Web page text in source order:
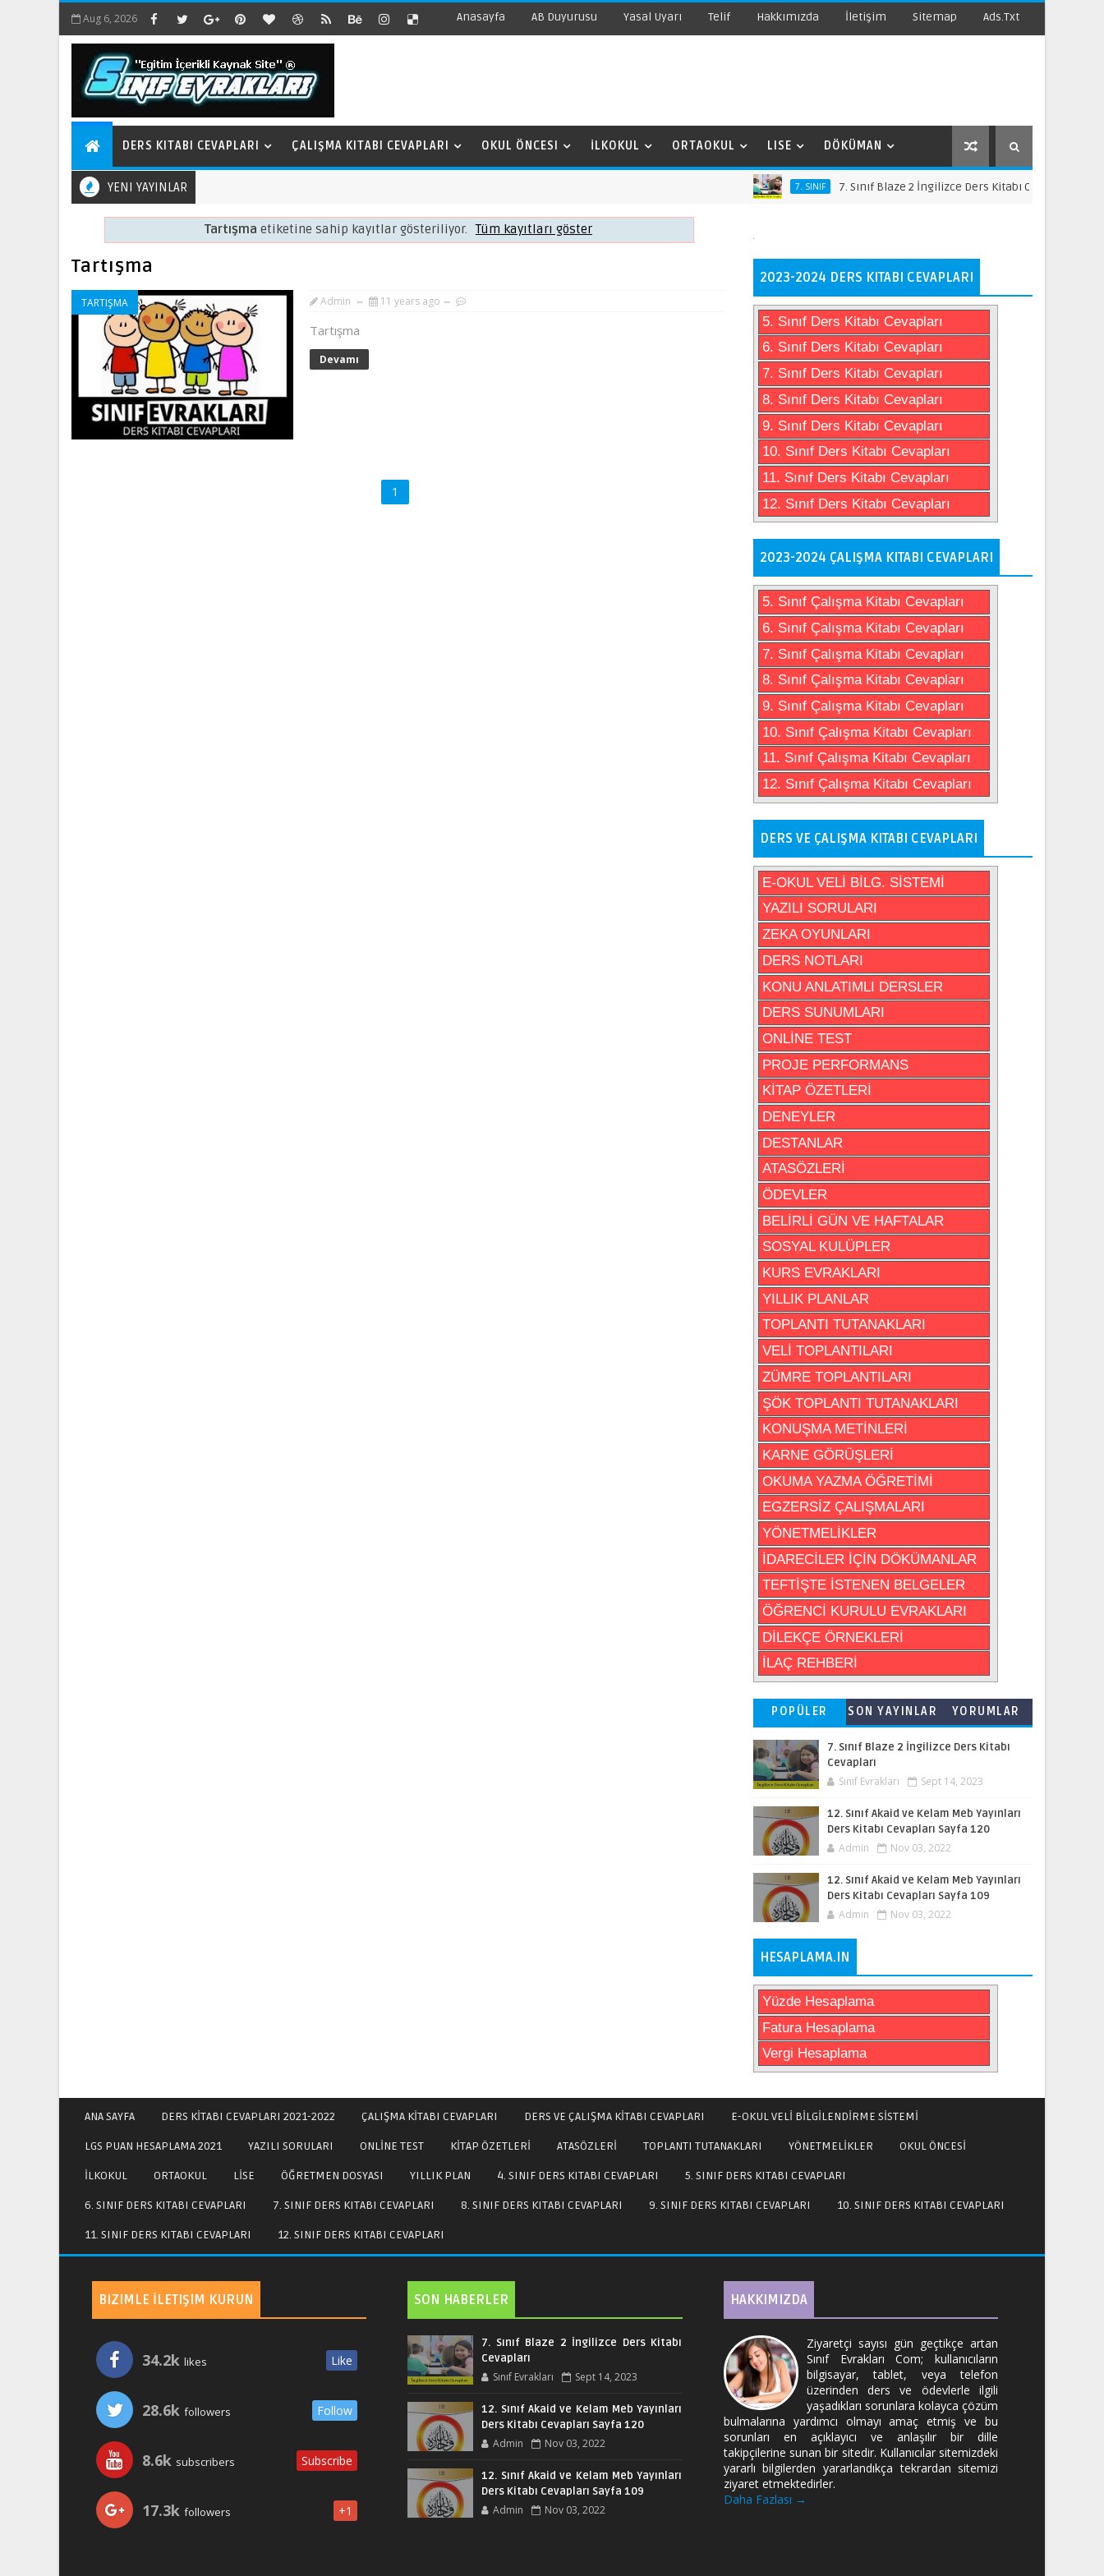
Aug 6, 2026 Anasayfa AB Duyurusu Yasal Uyarı Telif Hakkımızda İletişim Sitemap Ads.txt
DERS KITABI CEVAPLARI ÇALIŞMA KITABI CEVAPLARI OKUL ÖNCESI İLKOKUL ORTAOKUL LISE DÖKÜMAN
YENI YAYINLAR 7. SINIF 7. Sınıf Blaze 2 İngilizce Ders Kitabı Cevapları
Tartışma etiketine sahip kayıtlar gösteriliyor. Tüm kayıtları göster
Tartışma
TARTIŞMA Admin 11 years ago
Tartışma
Devamı
1
2023-2024 DERS KITABI CEVAPLARI
5. Sınıf Ders Kitabı Cevapları
6. Sınıf Ders Kitabı Cevapları
7. Sınıf Ders Kitabı Cevapları
8. Sınıf Ders Kitabı Cevapları
9. Sınıf Ders Kitabı Cevapları
10. Sınıf Ders Kitabı Cevapları
11. Sınıf Ders Kitabı Cevapları
12. Sınıf Ders Kitabı Cevapları
2023-2024 ÇALIŞMA KITABI CEVAPLARI
5. Sınıf Çalışma Kitabı Cevapları
6. Sınıf Çalışma Kitabı Cevapları
7. Sınıf Çalışma Kitabı Cevapları
8. Sınıf Çalışma Kitabı Cevapları
9. Sınıf Çalışma Kitabı Cevapları
10. Sınıf Çalışma Kitabı Cevapları
11. Sınıf Çalışma Kitabı Cevapları
12. Sınıf Çalışma Kitabı Cevapları
DERS VE ÇALIŞMA KITABI CEVAPLARI
E-OKUL VELİ BİLG. SİSTEMİ
YAZILI SORULARI
ZEKA OYUNLARI
DERS NOTLARI
KONU ANLATIMLI DERSLER
DERS SUNUMLARI
ONLİNE TEST
PROJE PERFORMANS
KİTAP ÖZETLERİ
DENEYLER
DESTANLAR
ATASÖZLERİ
ÖDEVLER
BELİRLİ GÜN VE HAFTALAR
SOSYAL KULÜPLER
KURS EVRAKLARI
YILLIK PLANLAR
TOPLANTI TUTANAKLARI
VELİ TOPLANTILARI
ZÜMRE TOPLANTILARI
ŞÖK TOPLANTI TUTANAKLARI
KONUŞMA METİNLERİ
KARNE GÖRÜŞLERİ
OKUMA YAZMA ÖĞRETİMİ
EGZERSİZ ÇALIŞMALARI
YÖNETMELİKLER
İDARECİLER İÇİN DÖKÜMANLAR
TEFTİŞTE İSTENEN BELGELER
ÖĞRENCİ KURULU EVRAKLARI
DİLEKÇE ÖRNEKLERİ
İLAÇ REHBERİ
POPÜLER SON YAYINLAR YORUMLAR
7. Sınıf Blaze 2 İngilizce Ders Kitabı
Cevapları
Sınıf Evrakları Sept 14, 2023
12. Sınıf Akaid ve Kelam Meb Yayınları
Ders Kitabı Cevapları Sayfa 120
Admin Nov 03, 2022
12. Sınıf Akaid ve Kelam Meb Yayınları
Ders Kitabı Cevapları Sayfa 109
Admin Nov 03, 2022
HESAPLAMA.IN
Yüzde Hesaplama
Fatura Hesaplama
Vergi Hesaplama
ANA SAYFA DERS KİTABI CEVAPLARI 2021-2022 ÇALIŞMA KİTABI CEVAPLARI DERS VE ÇALIŞMA KİTABI CEVAPLARI E-OKUL VELİ BİLGİLENDİRME SİSTEMİ
LGS PUAN HESAPLAMA 2021 YAZILI SORULARI ONLİNE TEST KİTAP ÖZETLERİ ATASÖZLERİ TOPLANTI TUTANAKLARI YÖNETMELİKLER OKUL ÖNCESİ
İLKOKUL ORTAOKUL LİSE ÖĞRETMEN DOSYASI YILLIK PLAN 4. SINIF DERS KITABI CEVAPLARI 5. SINIF DERS KITABI CEVAPLARI
6. SINIF DERS KITABI CEVAPLARI 7. SINIF DERS KITABI CEVAPLARI 8. SINIF DERS KITABI CEVAPLARI 9. SINIF DERS KITABI CEVAPLARI 10. SINIF DERS KITABI CEVAPLARI
11. SINIF DERS KITABI CEVAPLARI 12. SINIF DERS KITABI CEVAPLARI
BIZIMLE İLETIŞIM KURUN
34.2k likes Like
28.6k followers Follow
8.6k subscribers Subscribe
17.3k followers +1
SON HABERLER
7. Sınıf Blaze 2 İngilizce Ders Kitabı
Cevapları
Sınıf Evrakları Sept 14, 2023
12. Sınıf Akaid ve Kelam Meb Yayınları
Ders Kitabı Cevapları Sayfa 120
Admin Nov 03, 2022
12. Sınıf Akaid ve Kelam Meb Yayınları
Ders Kitabı Cevapları Sayfa 109
Admin Nov 03, 2022
HAKKIMIZDA
Ziyaretçi sayısı gün geçtikçe artan
Sınıf Evrakları Com; kullanıcıların
bilgisayar, tablet, veya telefon
üzerinden ders ve ödevlerle ilgili
yaşadıkları sorunlara kolayca çözüm
bulmalarına yardımcı olmayı amaç etmiş ve bu
sorunları en açıklayıcı ve anlaşılır bir dille
takipçilerine sunan bir sitedir. Kullanıcılar sitemizdeki
yararlı bilgilerden yararlandıkça tekrardan sitemizi
ziyaret etmektedirler.
Daha Fazlası →